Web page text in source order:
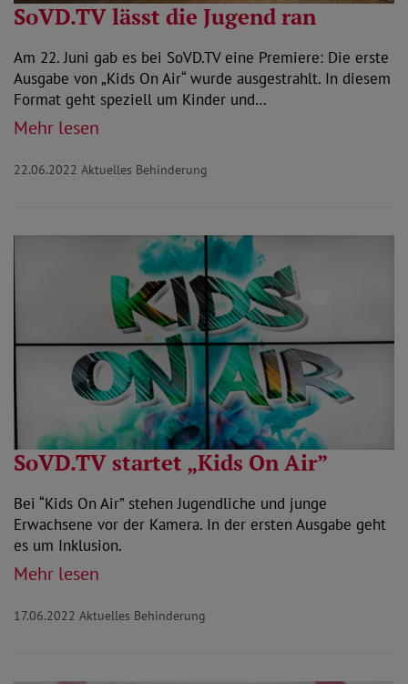
SoVD.TV lässt die Jugend ran
Am 22. Juni gab es bei SoVD.TV eine Premiere: Die erste
Ausgabe von „Kids On Air“ wurde ausgestrahlt. In diesem
Format geht speziell um Kinder und…
Mehr lesen
22.06.2022 Aktuelles Behinderung
SoVD.TV startet „Kids On Air”
Bei “Kids On Air” stehen Jugendliche und junge
Erwachsene vor der Kamera. In der ersten Ausgabe geht
es um Inklusion.
Mehr lesen
17.06.2022 Aktuelles Behinderung